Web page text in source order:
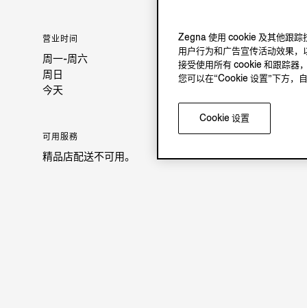
营业时间
周一-周六
周日
今天
可用服務
精品店配送不可用。
Zegna 使用 cookie 及其他跟踪
用户行为和广告宣传活动效果
接受使用所有 cookie 和跟踪器
您可以在“Cookie 设置”下方，
Cookie 设置